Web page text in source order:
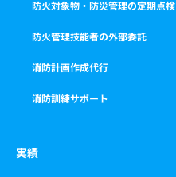
防火対象物・防災管理の定期点検
防火管理技能者の外部委託
消防計画作成代行
消防訓練サポート
実績